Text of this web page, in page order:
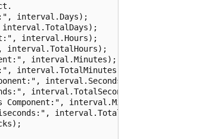
interval.Days);
interval.Hours);
interval.TotalHours);
interval.Minutes);
interval.TotalMinutes);
interval.Seconds);
interval.TotalSeconds);
interval.Milliseconds);
interval.TotalMilliseconds);